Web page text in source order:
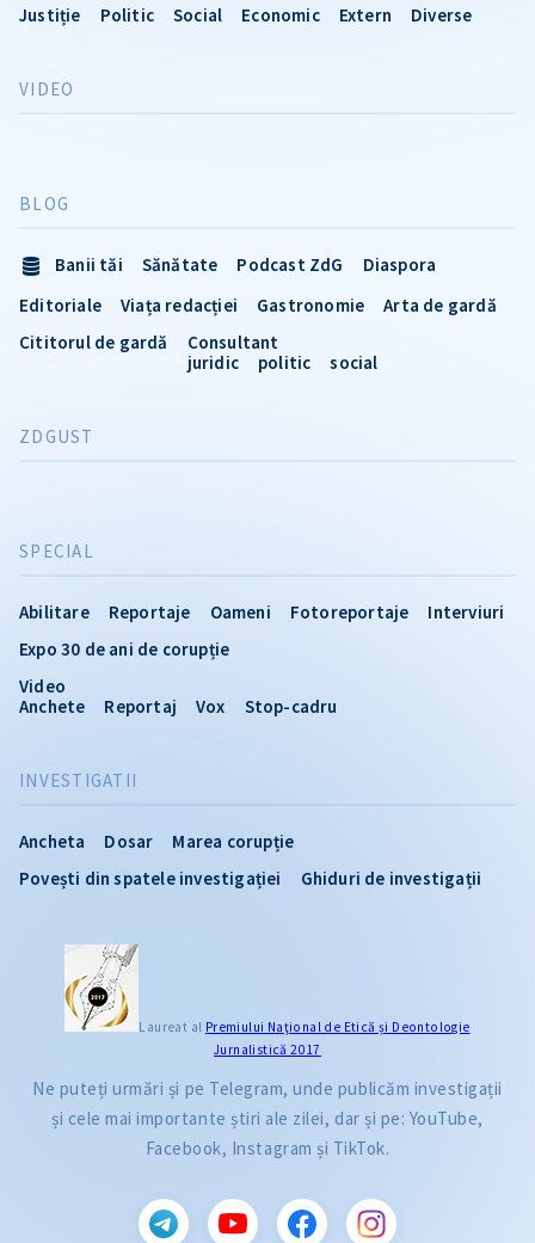
Justiție Politic Social Economic Extern Diverse
INVESTIGATII
Ancheta Dosar
Marea corupție
Povești din spatele investigației
Ghiduri de investigații
VIDEO
SPECIAL
Abilitare Reportaje Oameni Fotoreportaje
Interviuri
Expo 30 de ani de corupție
Video
Anchete
Reportaj Vox Stop-cadru
BLOG
Banii tăi Sănătate Podcast ZdG
Diaspora
Editoriale
Viața redacției Gastronomie
Arta de gardă
Cititorul de gardă
Consultant
juridic
politic social
ZDGUST
Laureat al Premiului Naţional de Etică și Deontologie
Jurnalistică 2017
Ne puteți urmări și pe Telegram, unde publicăm investigații
și cele mai importante știri ale zilei, dar și pe: YouTube,
Facebook, Instagram și TikTok.